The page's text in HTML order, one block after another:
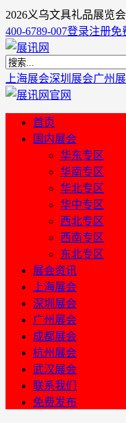
2026义乌文具礼品展览
400-6789-007登录注册免
上海展会深圳展会广州
首页
国内展会
华东专区
华南专区
华北专区
华中专区
西北专区
西南专区
东北专区
展会资讯
上海展会
深圳展会
广州展会
成都展会
杭州展会
武汉展会
联系我们
免费发布